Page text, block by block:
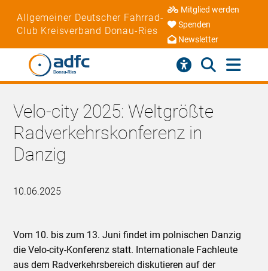
Allgemeiner Deutscher Fahrrad-
Club Kreisverband Donau-Ries
Mitglied werden
Spenden
Newsletter
Velo-city 2025: Weltgrößte
Radverkehrskonferenz in
Danzig
10.06.2025
Vom 10. bis zum 13. Juni findet im polnischen Danzig
die Velo-city-Konferenz statt. Internationale Fachleute
aus dem Radverkehrsbereich diskutieren auf der